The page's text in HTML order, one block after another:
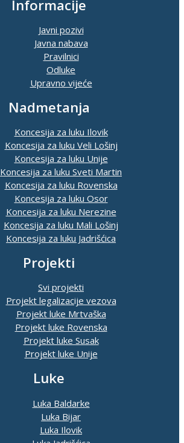
Informacije
Javni pozivi
Javna nabava
Pravilnici
Odluke
Upravno vijeće
Nadmetanja
Koncesija za luku Ilovik
Koncesija za luku Veli Lošinj
Koncesija za luku Unije
Koncesija za luku Sveti Martin
Koncesija za luku Rovenska
Koncesija za luku Osor
Koncesija za luku Nerezine
Koncesija za luku Mali Lošinj
Koncesija za luku Jadrišćica
Projekti
Svi projekti
Projekt legalizacije vezova
Projekt luke Mrtvaška
Projekt luke Rovenska
Projekt luke Susak
Projekt luke Unije
Luke
Luka Baldarke
Luka Bijar
Luka Ilovik